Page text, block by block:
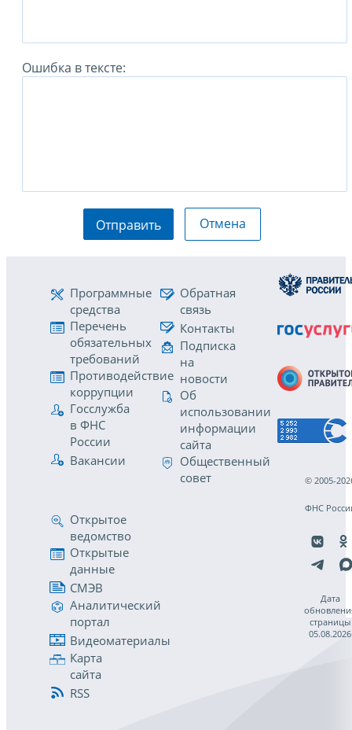
Ошибка в тексте:
Отправить Отмена
Программные
средства
Перечень
обязательных
требований
Противодействие
коррупции
Госслужба
в ФНС
России
Вакансии
Обратная
связь
Контакты
Подписка
на
новости
Об
использовании
информации
сайта
Общественный
совет
Открытое
ведомство
Открытые
данные
СМЭВ
Аналитический
портал
Видеоматериалы
Карта
сайта
RSS
© 2005-
ФНС
Дата
страницы
05.08.2026